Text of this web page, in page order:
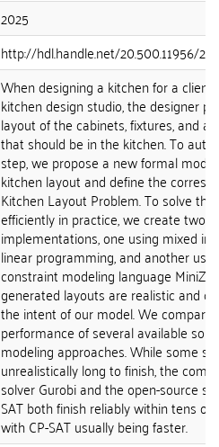
2025
http://hdl.handle.net/20.500.11956/
When designing a kitchen for a client
kitchen design studio, the designer
layout of the cabinets, fixtures, and
that should be in the kitchen. To
step, we propose a new formal
kitchen layout and define the
Kitchen Layout Problem. To solve
efficiently in practice, we create two
implementations, one using mixed
linear programming, and another
constraint modeling language
generated layouts are realistic and
the intent of our model. We compare
performance of several available
modeling approaches. While some
unrealistically long to finish, the
solver Gurobi and the open-source
SAT both finish reliably within tens of
with CP-SAT usually being faster.